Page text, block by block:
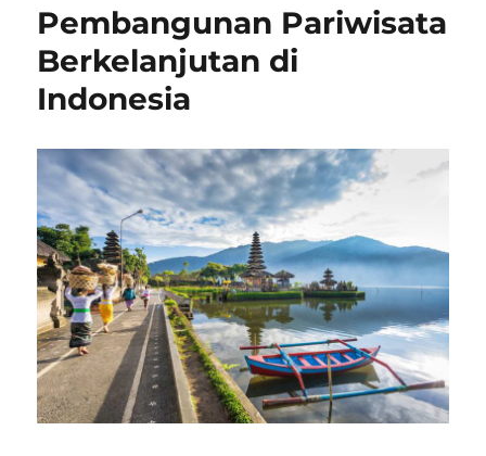
Pembangunan Pariwisata
Berkelanjutan di
Indonesia